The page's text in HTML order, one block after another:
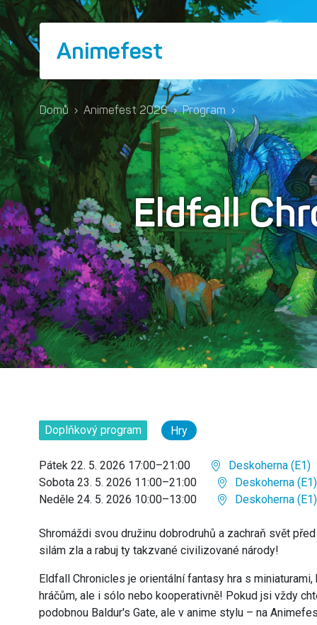
Animefest
Domů › Animefest 2026 › Program ›
Eldfall
Doplňkový program Hry
Pátek 22. 5. 2026 17:00–21:00
Deskoherna (E1)
Sobota 23. 5. 2026 11:00–21:00
Deskoherna (E1)
Neděle 24. 5. 2026 10:00–13:00
Deskoherna (E1)
Shromáždi svou družinu dobrodruhů a zachraň svět
silám zla a rabuj ty takzvané civilizované národy!
Eldfall Chronicles je orientální fantasy hra s
hráčům, ale i sólo nebo kooperativně! Pokud jsi vždy
podobnou Baldur's Gate, ale v anime stylu – na